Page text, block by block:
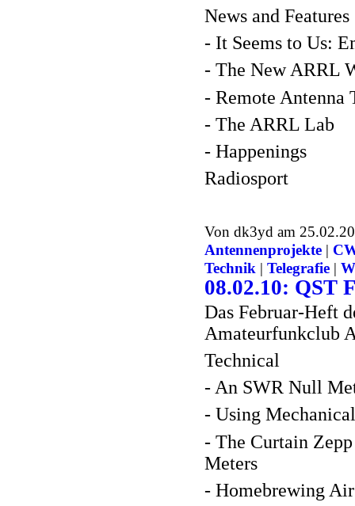
News and Features
- It Seems to Us:
- The New ARRL
- Remote Antenna
- The ARRL Lab
- Happenings
Radiosport
Von dk3yd am
Antennenprojekte|
Technik | Telegrafie|
08.02.10: QST
Das Februar-Heft
Amateurfunkclub
Technical
- An SWR Null
- Using
- The Curtain
Meters
- Homebrewing